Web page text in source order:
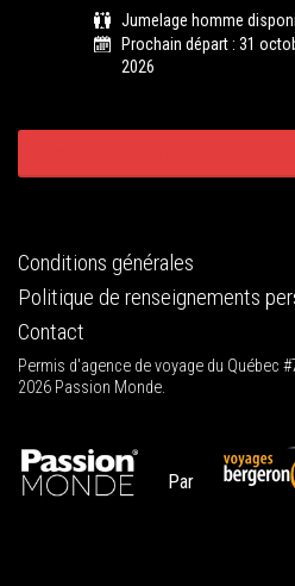
Jumelage homme
Prochain départ : 31
2026
Conditions générales
Politique de renseignements
Contact
Permis d'agence de voyage du Québec
2026 Passion Monde.
Par